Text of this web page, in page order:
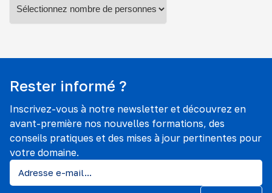
Rester informé ?
Inscrivez-vous à notre newsletter et découvrez en
avant-première nos nouvelles formations, des
conseils pratiques et des mises à jour pertinentes pour
votre domaine.